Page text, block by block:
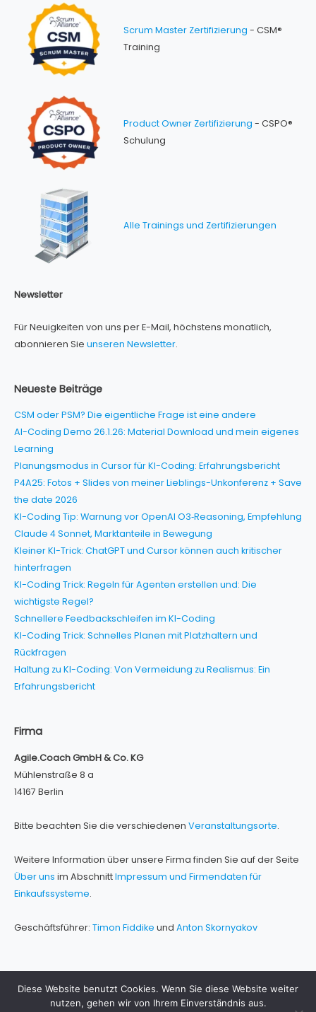
Scrum Master Zertifizierung - CSM®
Training
Product Owner Zertifizierung - CSPO®
Schulung
Alle Trainings und Zertifizierungen
Newsletter
Für Neuigkeiten von uns per E-Mail, höchstens monatlich,
abonnieren Sie unseren Newsletter.
Neueste Beiträge
CSM oder PSM? Die eigentliche Frage ist eine andere
AI-Coding Demo 26.1.26: Material Download und mein eigenes
Learning
Planungsmodus in Cursor für KI-Coding: Erfahrungsbericht
P4A25: Fotos + Slides von meiner Lieblings-Unkonferenz + Save
the date 2026
KI-Coding Tip: Warnung vor OpenAI O3‑Reasoning, Empfehlung
Claude 4 Sonnet, Marktanteile in Bewegung
Kleiner KI-Trick: ChatGPT und Cursor können auch kritischer
hinterfragen
KI-Coding Trick: Regeln für Agenten erstellen und: Die
wichtigste Regel?
Schnellere Feedbackschleifen im KI-Coding
KI-Coding Trick: Schnelles Planen mit Platzhaltern und
Rückfragen
Haltung zu KI-Coding: Von Vermeidung zu Realismus: Ein
Erfahrungsbericht
Firma
Agile.Coach GmbH & Co. KG
Mühlenstraße 8 a
14167 Berlin
Bitte beachten Sie die verschiedenen Veranstaltungsorte.
Weitere Information über unsere Firma finden Sie auf der Seite
Über uns im AbschnittImpressum und Firmendaten für
Einkaufssysteme.
Geschäftsführer: Timon Fiddike und Anton Skornyakov
Diese Website benutzt Cookies. Wenn Sie diese Website weiter
nutzen, gehen wir von Ihrem Einverständnis aus.